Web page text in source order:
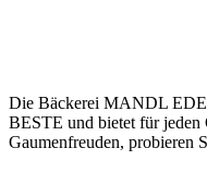
Die Bäckerei MANDL
BESTE und bietet für jeden
Gaumenfreuden, probieren